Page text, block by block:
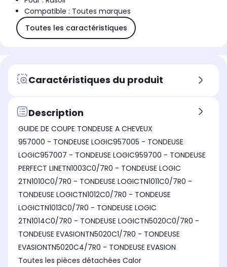
Compatible : Toutes marques
Toutes les caractéristiques
Caractéristiques du produit
Description
GUIDE DE COUPE TONDEUSE A CHEVEUX
957000 - TONDEUSE LOGIC957005 - TONDEUSE
LOGIC957007 - TONDEUSE LOGIC959700 - TONDEUSE
PERFECT LINETN1003C0/7R0 - TONDEUSE LOGIC
2TN1010C0/7R0 - TONDEUSE LOGICTN1011C0/7R0 -
TONDEUSE LOGICTN1012C0/7R0 - TONDEUSE
LOGICTN1013C0/7R0 - TONDEUSE LOGIC
2TN1014C0/7R0 - TONDEUSE LOGICTN5020C0/7R0 -
TONDEUSE EVASIONTN5020C1/7R0 - TONDEUSE
EVASIONTN5020C4/7R0 - TONDEUSE EVASION
Toutes les pièces détachées Calor